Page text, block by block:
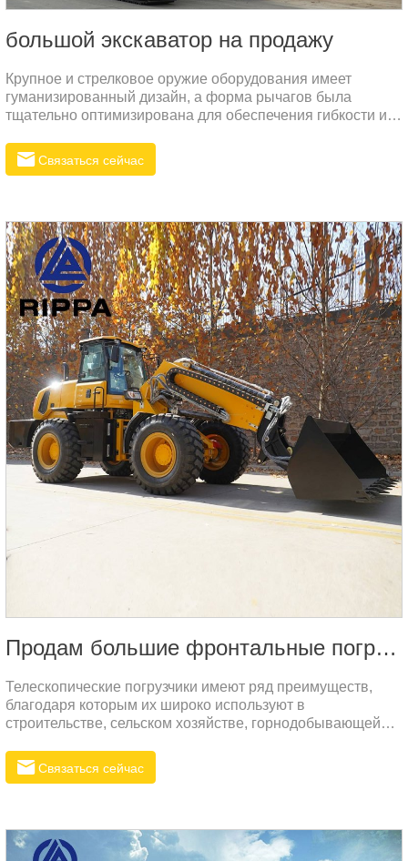
большой экскаватор на продажу
Крупное и стрелковое оружие оборудования имеет
гуманизированный дизайн, а форма рычагов была
тщательно оптимизирована для обеспечения гибкости и
строго контролируется, чтобы повысить его
долговечность и устойчивость к изгибу, а также сократить
внутренние компоненты и предотвращает повреждение
устройства от внешней среды.
Связаться сейчас
Продам большие фронтальные погрузчики
Телескопические погрузчики имеют ряд преимуществ,
благодаря которым их широко используют в
строительстве, сельском хозяйстве, горнодобывающей
основных преимуществ:Повышение безопасности:
Конструкция телескопической стрелы позволяет
оснащены защитными устройствами, что дополнительно
повышает безопасность.
Связаться сейчас